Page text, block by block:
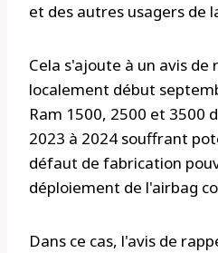
et des autres usagers de
Cela s'ajoute à un avis de
localement début
Ram 1500, 2500 et 3500
2023 à 2024 souffrant
défaut de fabrication
déploiement de l'airbag
Dans ce cas, l'avis de